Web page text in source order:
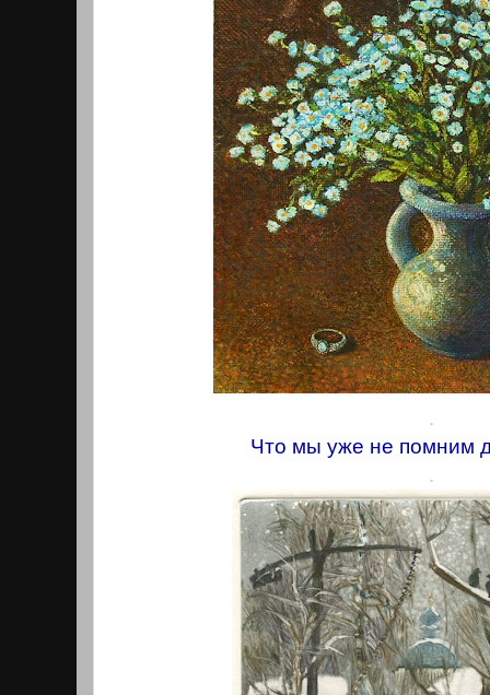
.
Что мы уже не помним
.